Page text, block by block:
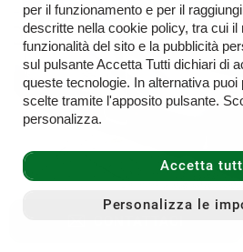
MOBILVETTA
per il funzionamento e per il
descritte nella cookie policy, tra cui il
funzionalità del sito e la pubblicità
sul pulsante Accetta Tutti dichiari di
queste tecnologie. In alternativa
scelte tramite l'apposito pulsante.
personalizza.
Accetta
Personalizza le